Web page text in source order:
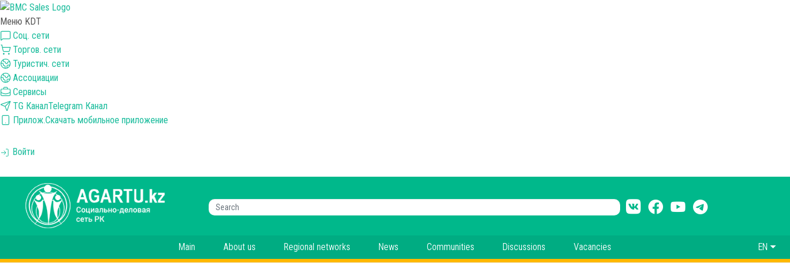
Меню KDT
Соц. сети
Торгов. сети
Туристич. сети
Ассоциации
Сервисы
TG КаналTelegram Канал
Прилож.Скачать мобильное приложение
Войти
Main About us Regional networks News Communities Discussions Vacancies EN